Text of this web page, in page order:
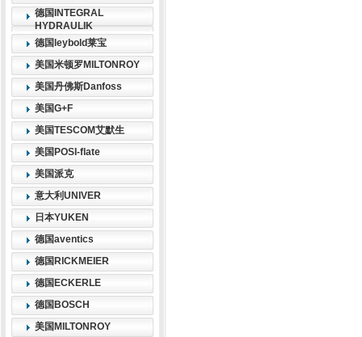
德国INTEGRAL
HYDRAULIK
德国leybold莱宝
美国米顿罗MILTONROY
美国丹佛斯Danfoss
美国G+F
美国TESCOM艾默生
美国POSI-flate
美国派克
意大利UNIVER
日本YUKEN
德国aventics
德国RICKMEIER
德国ECKERLE
德国BOSCH
美国MILTONROY